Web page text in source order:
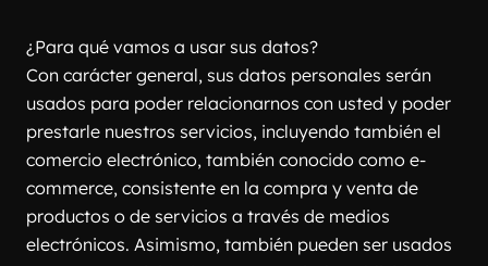
¿Para qué vamos a usar sus datos?
Con carácter general, sus datos personales serán
usados para poder relacionarnos con usted y poder
prestarle nuestros servicios, incluyendo también el
comercio electrónico, también conocido como e-
commerce, consistente en la compra y venta de
productos o de servicios a través de medios
electrónicos. Asimismo, también pueden ser usados